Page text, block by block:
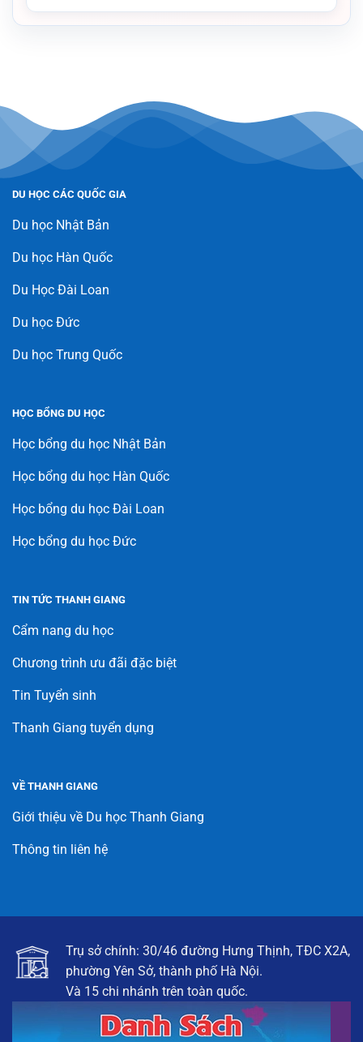
DU HỌC CÁC QUỐC GIA
Du học Nhật Bản
Du học Hàn Quốc
Du Học Đài Loan
Du học Đức
Du học Trung Quốc
HỌC BỔNG DU HỌC
Học bổng du học Nhật Bản
Học bổng du học Hàn Quốc
Học bổng du học Đài Loan
Học bổng du học Đức
TIN TỨC THANH GIANG
Cẩm nang du học
Chương trình ưu đãi đặc biệt
Tin Tuyển sinh
Thanh Giang tuyển dụng
VỀ THANH GIANG
Giới thiệu về Du học Thanh Giang
Thông tin liên hệ
Trụ sở chính: 30/46 đường Hưng Thịnh, TĐC X2A,
phường Yên Sở, thành phố Hà Nội.
Và 15 chi nhánh trên toàn quốc.